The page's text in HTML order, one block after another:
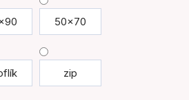
50x70
zip